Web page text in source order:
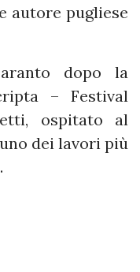
autore pugliese
dopo la
– Festival
ospitato al
dei lavori più